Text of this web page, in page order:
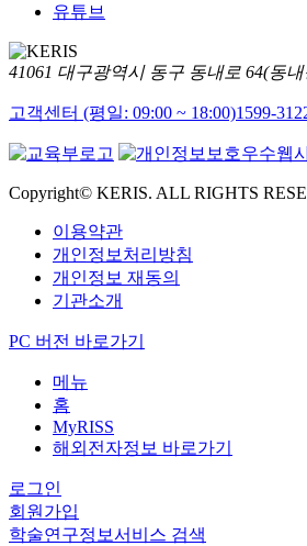
유튜브
41061 대구광역시 동구 동내로 64(동
고객센터 (평일: 09:00 ~ 18:00)1599-
Copyright© KERIS. ALL RIGHTS
이용약관
개인정보처리방침
개인정보 재동의
기관소개
PC 버전 바로가기
메뉴
홈
MyRISS
해외전자정보 바로가기
로그인
회원가입
학술연구정보서비스 검색